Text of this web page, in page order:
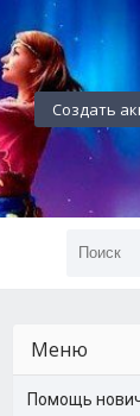
Создать
Меню
Помощь